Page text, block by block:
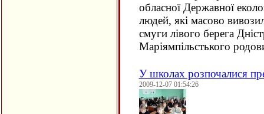
обласної Державної
людей, які масово
смуги лівого берега
Маріямпільстького
У школах розпочалися
2009-12-07 01:54:26